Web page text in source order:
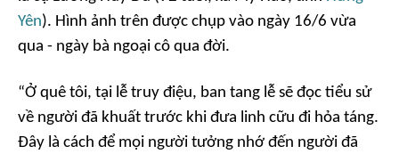
Yên). Hình ảnh trên được chụp vào ngày 16/6 vừa
qua - ngày bà ngoại cô qua đời.
“Ở quê tôi, tại lễ truy điệu, ban tang lễ sẽ đọc tiểu sử
về người đã khuất trước khi đưa linh cữu đi hỏa táng.
Đây là cách để mọi người tưởng nhớ đến người đã